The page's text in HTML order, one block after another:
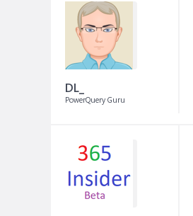
DL_
PowerQuery Guru